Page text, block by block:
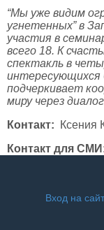
“Мы уже видим
угнетенных” в
участия в
всего 18. К
спектакль в
интересующихся
подчеркивает
миру через
Контакт:
Ксения
Контакт для
Вход на сайт